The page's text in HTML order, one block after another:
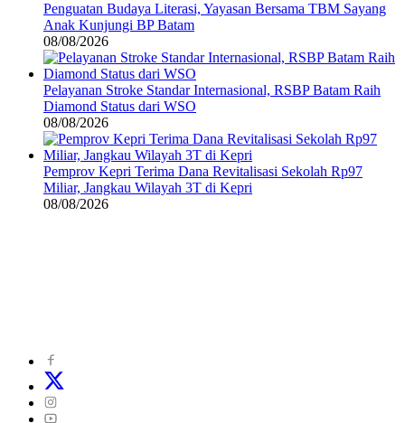
Penguatan Budaya Literasi, Yayasan Bersama TBM Sayang
Anak Kunjungi BP Batam
08/08/2026
Pelayanan Stroke Standar Internasional, RSBP Batam Raih
Diamond Status dari WSO
08/08/2026
Pemprov Kepri Terima Dana Revitalisasi Sekolah Rp97
Miliar, Jangkau Wilayah 3T di Kepri
08/08/2026